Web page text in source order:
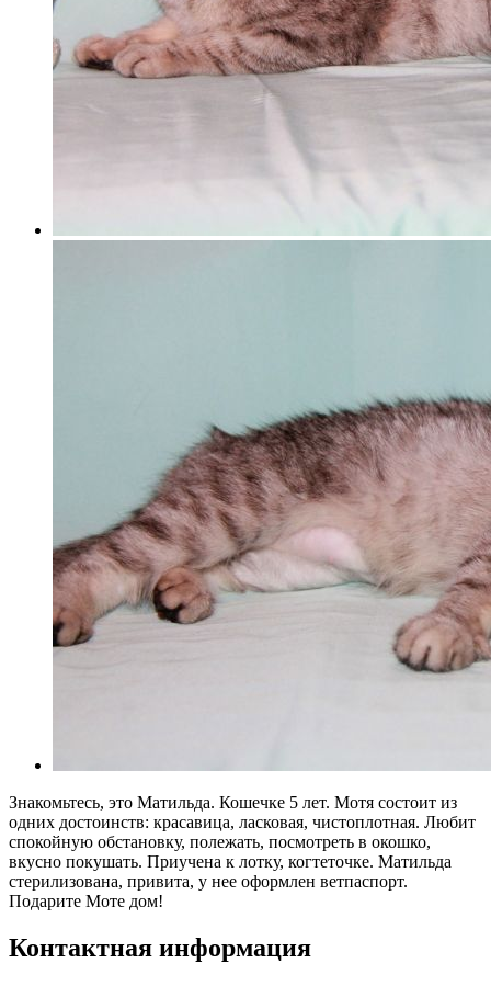
Знакомьтесь, это Матильда. Кошечке 5 лет. Мотя состоит из
одних достоинств: красавица, ласковая, чистоплотная. Любит
спокойную обстановку, полежать, посмотреть в окошко,
вкусно покушать. Приучена к лотку, когтеточке. Матильда
стерилизована, привита, у нее оформлен ветпаспорт.
Подарите Моте дом!
Контактная информация